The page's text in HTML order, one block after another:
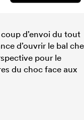
d’envoi du tout
d’ouvrir le bal
pour le
du choc face aux